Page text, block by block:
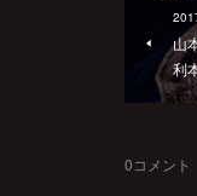
山
利
0コメント